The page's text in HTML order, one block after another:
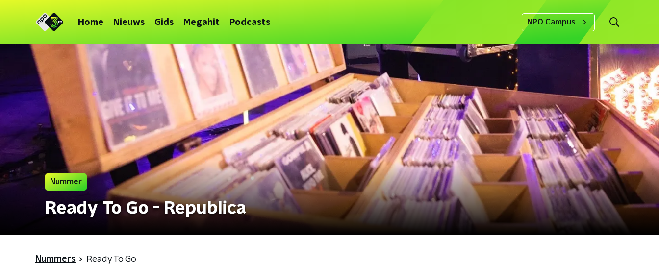
Home Nieuws Gids Megahit Podcasts NPO Campus
Nummer
Ready To Go - Republica
Nummers Ready To Go